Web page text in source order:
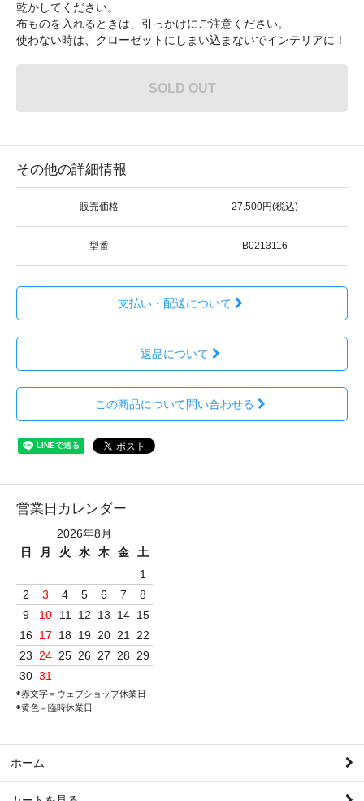
乾かしてください。
布ものを入れるときは、引っかけにご注意ください。
使わない時は、クローゼットにしまい込まないでインテリアに！
SOLD OUT
その他の詳細情報
販売価格 27,500円(税込)
型番 B0213116
支払い・配送について
返品について
この商品について問い合わせる
営業日カレンダー
2026年8月
日
月 火 水 木 金
土
1
2
3 4 5 6 7
8
9
10 11 12 13 14 15
16
17 18 19 20 21
22
23
24 25 26 27 28
29
30 31
◉赤文字＝ウェブショップ休業日
◉黄色＝臨時休業日
ホーム